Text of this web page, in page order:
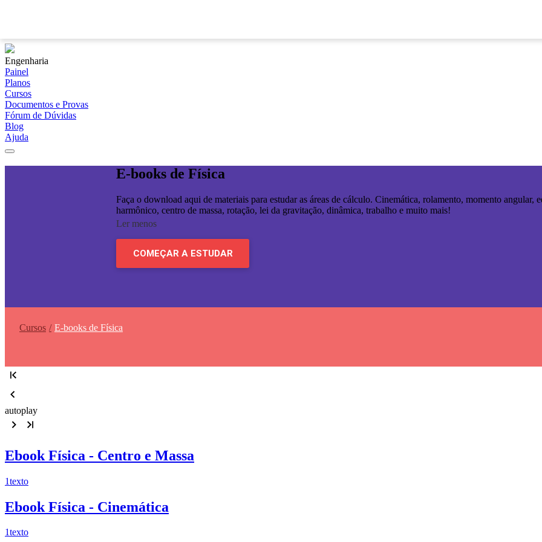
Engenharia
Painel
Planos
Cursos
Documentos e Provas
Fórum de Dúvidas
Blog
Ajuda
E-books de Física
Faça o download aqui de materiais para estudar as áreas de cálculo. Cinemática, rolamento, momento angular,
harmônico, centro de massa, rotação, lei da gravitação, dinâmica, trabalho e muito mais!
Ler menos
COMEÇAR A ESTUDAR
Cursos E-books de Física
autoplay
Ebook Física - Centro e Massa
1texto
Ebook Física - Cinemática
1texto